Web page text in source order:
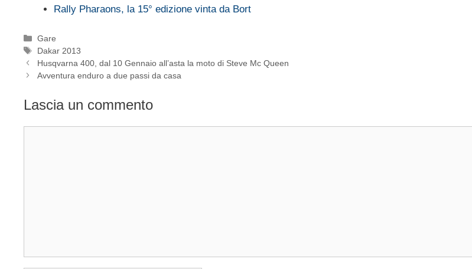
Rally Pharaons, la 15° edizione vinta da Bort
Categorie
Gare
Tag
Dakar 2013
Husqvarna 400, dal 10 Gennaio all’asta la moto di Steve Mc Queen
Avventura enduro a due passi da casa
Lascia un commento